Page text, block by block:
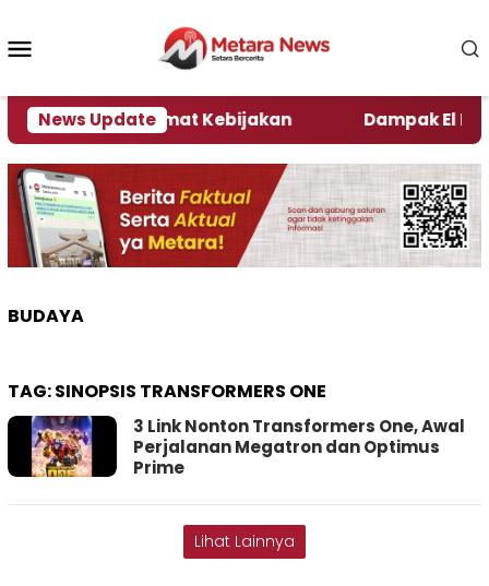
konten
News Update
Kata Pengamat Kebijakan Dampak El Nino,
BUDAYA
TAG:SINOPSIS TRANSFORMERS ONE
3 Link Nonton Transformers One, Awal
Perjalanan Megatron dan Optimus
Prime
Lihat Lainnya